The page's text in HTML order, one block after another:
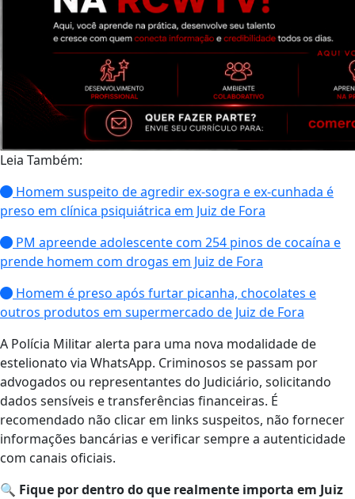
Leia Também:
Homem suspeito de agredir ex-sogra e ex-cunhada é
preso em clínica psiquiátrica em Juiz de Fora
PM apreende adolescente com 254 pinos de cocaína e
prende homem com drogas em Juiz de Fora
Homem é preso após furtar picanha, chocolates e
outros produtos em supermercado de Juiz de Fora
A Polícia Militar alerta para uma nova modalidade de
estelionato via WhatsApp. Criminosos se passam por
advogados ou representantes do Judiciário, solicitando
dados sensíveis e transferências financeiras. É
recomendado não clicar em links suspeitos, não fornecer
informações bancárias e verificar sempre a autenticidade
com canais oficiais.
🔍 Fique por dentro do que realmente importa em Juiz